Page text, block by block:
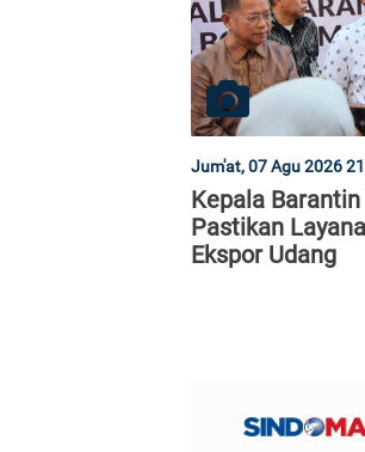
Jum'at, 07 Agu 2026
Kepala
Pastikan
Ekspor Udang